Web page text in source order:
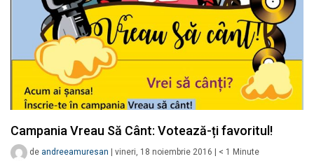
Campania Vreau Să Cânt: Votează-ți favoritul!
de andreeamuresan vineri, 18 noiembrie 2016 < 1 Minute